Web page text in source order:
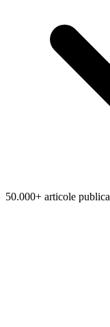
50.000+ articole